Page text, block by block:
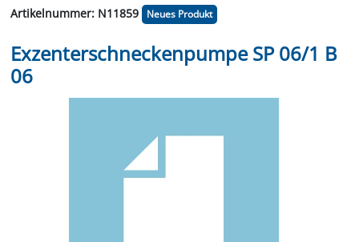
Artikelnummer: N11859 Neues Produkt
Exzenterschneckenpumpe SP 06/1 B
06